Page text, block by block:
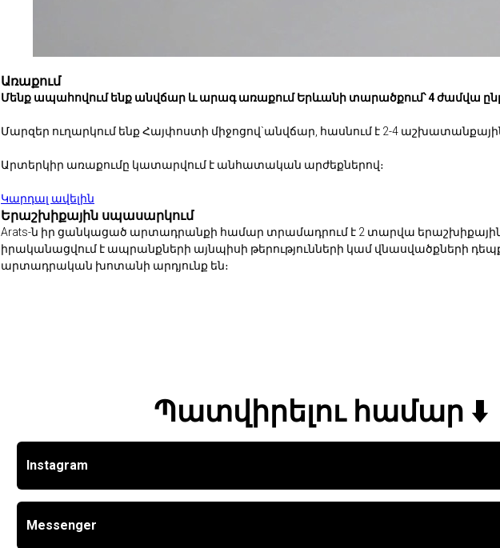
Առաքում
Մենք ապահովում ենք անվճար և արագ առաքում Երևանի տարածքում՝ 4 ժամվա
Մարզեր ուղարկում ենք Հայփոստի միջոցով`անվճար, հասնում է 2-4
Արտերկիր առաքումը կատարվում է անհատական արժեքներով։
Կարդալ ավելին
Երաշխիքային սպասարկում
Arats-ն իր ցանկացած արտադրանքի համար տրամադրում է 2 տարվա
իրականացվում է ապրանքների այնպիսի թերությունների կամ վնասվածքների
արտադրական խոտանի արդյունք են։
Պատվիրելու համար ⬇️
Instagram
Messenger